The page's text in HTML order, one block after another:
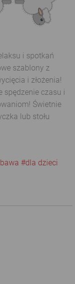
i spotkań
szablony z
i złożenia!
spędzenie czasu i
Świetnie
lub stołu
#dla dzieci